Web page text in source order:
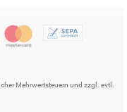
Mehrwertsteuern und zzgl. evtl.